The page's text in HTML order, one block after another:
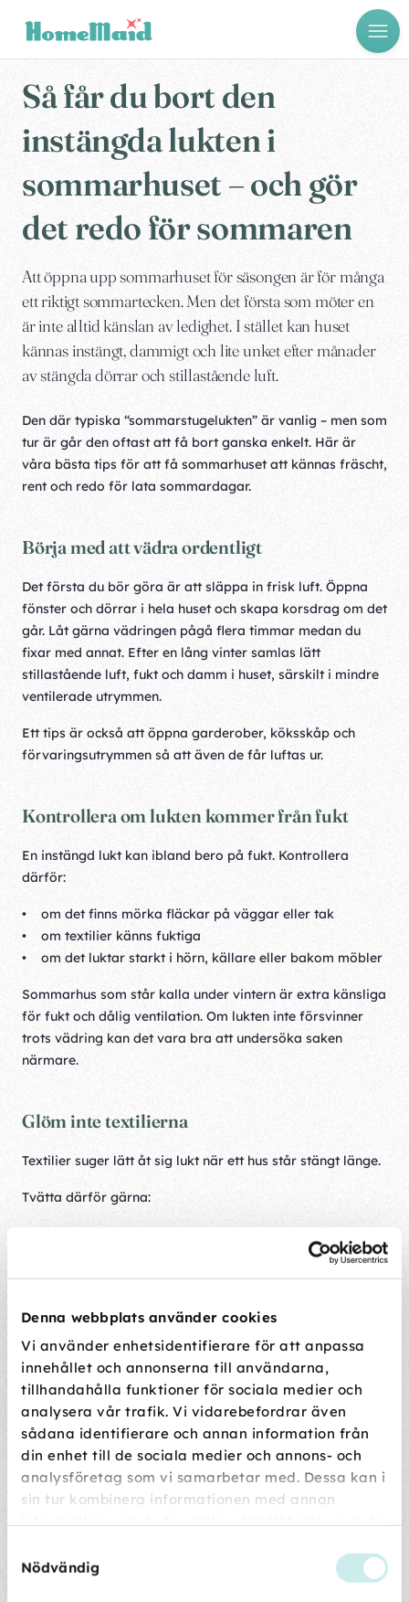
Denna webbplats använder cookies
Vi använder enhetsidentifierare för att anpassa
innehållet och annonserna till användarna,
tillhandahålla funktioner för sociala medier och
analysera vår trafik. Vi vidarebefordrar även
sådana identifierare och annan information från
din enhet till de sociala medier och annons- och
analysföretag som vi samarbetar med. Dessa kan i
sin tur kombinera informationen med annan
Nödvändig
Så får du bort den
instängda lukten i
sommarhuset – och gör
det redo för sommaren
Att öppna upp sommarhuset för säsongen är för många
ett riktigt sommartecken. Men det första som möter en
är inte alltid känslan av ledighet. I stället kan huset
kännas instängt, dammigt och lite unket efter månader
av stängda dörrar och stillastående luft.
Den där typiska “sommarstugelukten” är vanlig – men som
tur är går den oftast att få bort ganska enkelt. Här är
våra bästa tips för att få sommarhuset att kännas fräscht,
rent och redo för lata sommardagar.
Börja med att vädra ordentligt
Det första du bör göra är att släppa in frisk luft. Öppna
fönster och dörrar i hela huset och skapa korsdrag om det
går. Låt gärna vädringen pågå flera timmar medan du
fixar med annat. Efter en lång vinter samlas lätt
stillastående luft, fukt och damm i huset, särskilt i mindre
ventilerade utrymmen.
Ett tips är också att öppna garderober, köksskåp och
förvaringsutrymmen så att även de får luftas ur.
Kontrollera om lukten kommer från fukt
En instängd lukt kan ibland bero på fukt. Kontrollera
därför:
• om det finns mörka fläckar på väggar eller tak
• om textilier känns fuktiga
• om det luktar starkt i hörn, källare eller bakom möbler
Sommarhus som står kalla under vintern är extra känsliga
för fukt och dålig ventilation. Om lukten inte försvinner
trots vädring kan det vara bra att undersöka saken
närmare.
Glöm inte textilierna
Textilier suger lätt åt sig lukt när ett hus står stängt länge.
Tvätta därför gärna:
• gardiner
• badrumsmattor
Även soffor, madrasser och mattor kan behöva vädras
ordentligt. Om vädret tillåter kan du med fördel bära ut
textilier i solen en stund. Det gör ofta stor skillnad för
känslan inomhus.
Rengör kök och kylskåp
Kök är ett av de ställen där lukt lätt samlas över vintern.
Torka ur: